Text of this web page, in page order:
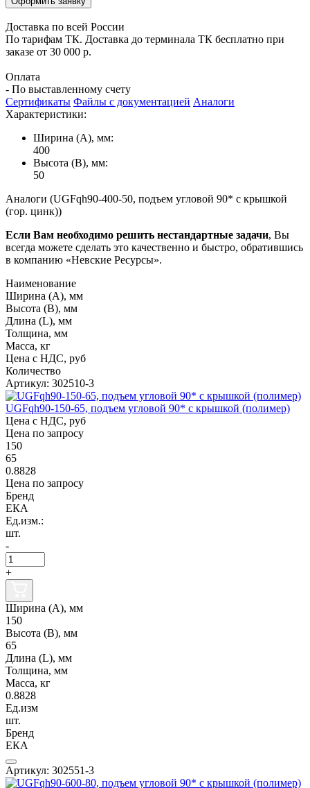
Доставка по всей России
По тарифам ТК. Доставка до терминала ТК бесплатно при
заказе от 30 000 р.
Оплата
- По выставленному счету
Сертификаты Файлы с документацией Аналоги
Характеристики:
Ширина (А), мм:
400
Высота (В), мм:
50
Аналоги (UGFqh90-400-50, подъем угловой 90* с крышкой
(гор. цинк))
Если Вам необходимо решить нестандартные задачи, Вы
всегда можете сделать это качественно и быстро, обратившись
в компанию «Невские Ресурсы».
Наименование
Ширина (А), мм
Высота (В), мм
Длина (L), мм
Толщина, мм
Масса, кг
Цена с НДС, руб
Количество
Артикул: 302510-3
UGFqh90-150-65, подъем угловой 90* с крышкой (полимер)
Цена с НДС, руб
Цена по запросу
150
65
0.8828
Цена по запросу
Бренд
ЕКА
Ед.изм.:
шт.
-
+
Ширина (А), мм
150
Высота (В), мм
65
Длина (L), мм
Толщина, мм
Масса, кг
0.8828
Ед.изм
шт.
Бренд
ЕКА
Артикул: 302551-3